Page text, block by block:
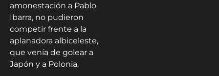
amonestación a Pablo
Ibarra, no pudieron
competir frente a la
aplanadora albiceleste,
que venía de golear a
Japón y a Polonia.